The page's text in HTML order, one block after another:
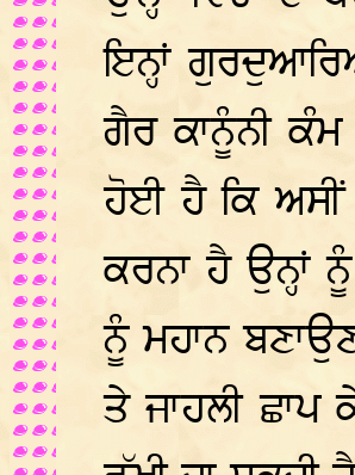
ਇਨ੍ਹਾਂ
ਗੈਰ ਕਾਨੂੰਨੀ ਕੰਮ
ਹੋਈ ਹੈ ਕਿ
ਕਰਨਾ ਹੈ
ਨੂੰ ਮਹਾਨ
ਤੇ ਜਾਹਲੀ